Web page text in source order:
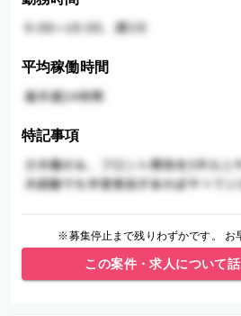
平均稼働時間
特記事項
※募集停止まで残りわずかです。 お
この案件・求人について